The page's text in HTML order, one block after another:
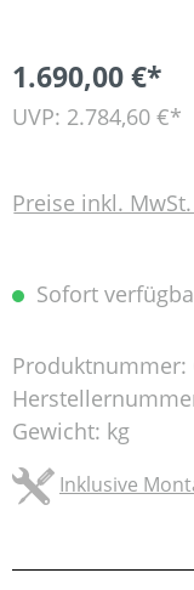
1.690,00 €*
UVP: 2.784,60 €*
Preise inkl.
Sofort
Produktnummer:
Gewicht: kg
Inklusive